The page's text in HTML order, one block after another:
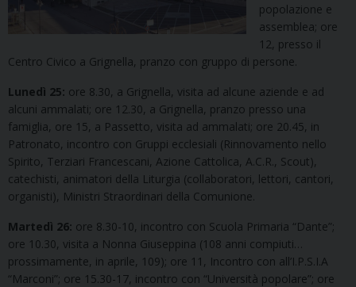
popolazione e
assemblea; ore
12, presso il
Centro Civico a Grignella, pranzo con gruppo di persone.
Lunedì 25: ore 8.30, a Grignella, visita ad alcune aziende e ad
alcuni ammalati; ore 12.30, a Grignella, pranzo presso una
famiglia, ore 15, a Passetto, visita ad ammalati; ore 20.45, in
Patronato, incontro con Gruppi ecclesiali (Rinnovamento nello
Spirito, Terziari Francescani, Azione Cattolica, A.C.R., Scout),
catechisti, animatori della Liturgia (collaboratori, lettori, cantori,
organisti), Ministri Straordinari della Comunione.
Martedì 26: ore 8.30-10, incontro con Scuola Primaria “Dante”;
ore 10.30, visita a Nonna Giuseppina (108 anni compiuti…
prossimamente, in aprile, 109); ore 11, Incontro con all’I.P.S.I.A
“Marconi”; ore 15.30-17, incontro con “Università popolare”; ore